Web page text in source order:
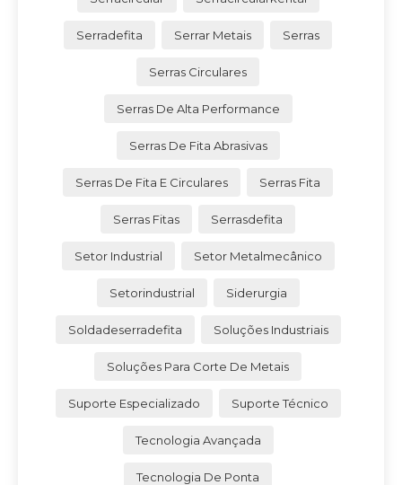
Serradefita Serrar Metais Serras
Serras Circulares
Serras De Alta Performance
Serras De Fita Abrasivas
Serras De Fita E Circulares Serras Fita
Serras Fitas Serrasdefita
Setor Industrial Setor Metalmecânico
Setorindustrial Siderurgia
Soldadeserradefita Soluções Industriais
Soluções Para Corte De Metais
Suporte Especializado Suporte Técnico
Tecnologia Avançada
Tecnologia De Ponta